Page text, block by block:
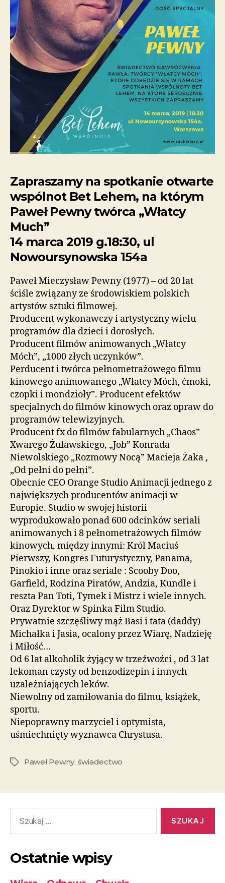
Zapraszamy na spotkanie otwarte
wspólnot Bet Lehem, na którym
Paweł Pewny twórca „Włatcy
Much”
14 marca 2019 g.18:30, ul
Nowoursynowska 154a
Paweł Mieczysław Pewny (1977) – od 20 lat
ściśle związany ze środowiskiem polskich
artystów sztuki filmowej.
Producent wykonawczy i artystyczny wielu
programów dla dzieci i dorosłych.
Producent filmów animowanych „Włatcy
Móch”, „1000 złych uczynków”.
Perducent i twórca pełnometrażowego filmu
kinowego animowanego „Włatcy Móch, ćmoki,
czopki i mondzioły”. Producent efektów
specjalnych do filmów kinowych oraz opraw do
programów telewizyjnych.
Producent fx do filmów fabularnych „Chaos”
Xwarego Żuławskiego, „Job” Konrada
Niewolskiego „Rozmowy Nocą” Macieja Żaka ,
„Od pełni do pełni”.
Obecnie CEO Orange Studio Animacji jednego z
największych producentów animacji w
Europie. Studio w swojej historii
wyprodukowało ponad 600 odcinków seriali
animowanych i 8 pełnometrażowych filmów
kinowych, między innymi: Król Maciuś
Pierwszy, Kongres Futurystyczny, Panama,
Pinokio i inne oraz seriale : Scooby Doo,
Garfield, Rodzina Piratów, Andzia, Kundle i
reszta Pan Toti, Tymek i Mistrz i wiele innych.
Oraz Dyrektor w Spinka Film Studio.
Prywatnie szczęśliwy mąż Basi i tata (daddy)
Michałka i Jasia, ocalony przez Wiarę, Nadzieję
i Miłość…
Od 6 lat alkoholik żyjący w trzeźwoźci , od 3 lat
lekoman czysty od benzodizepin i innych
uzależniających leków.
Niewolny od zamiłowania do filmu, książek,
sportu.
Niepoprawny marzyciel i optymista,
uśmiechnięty wyznawca Chrystusa.
Paweł Pewny, świadectwo
Ostatnie wpisy